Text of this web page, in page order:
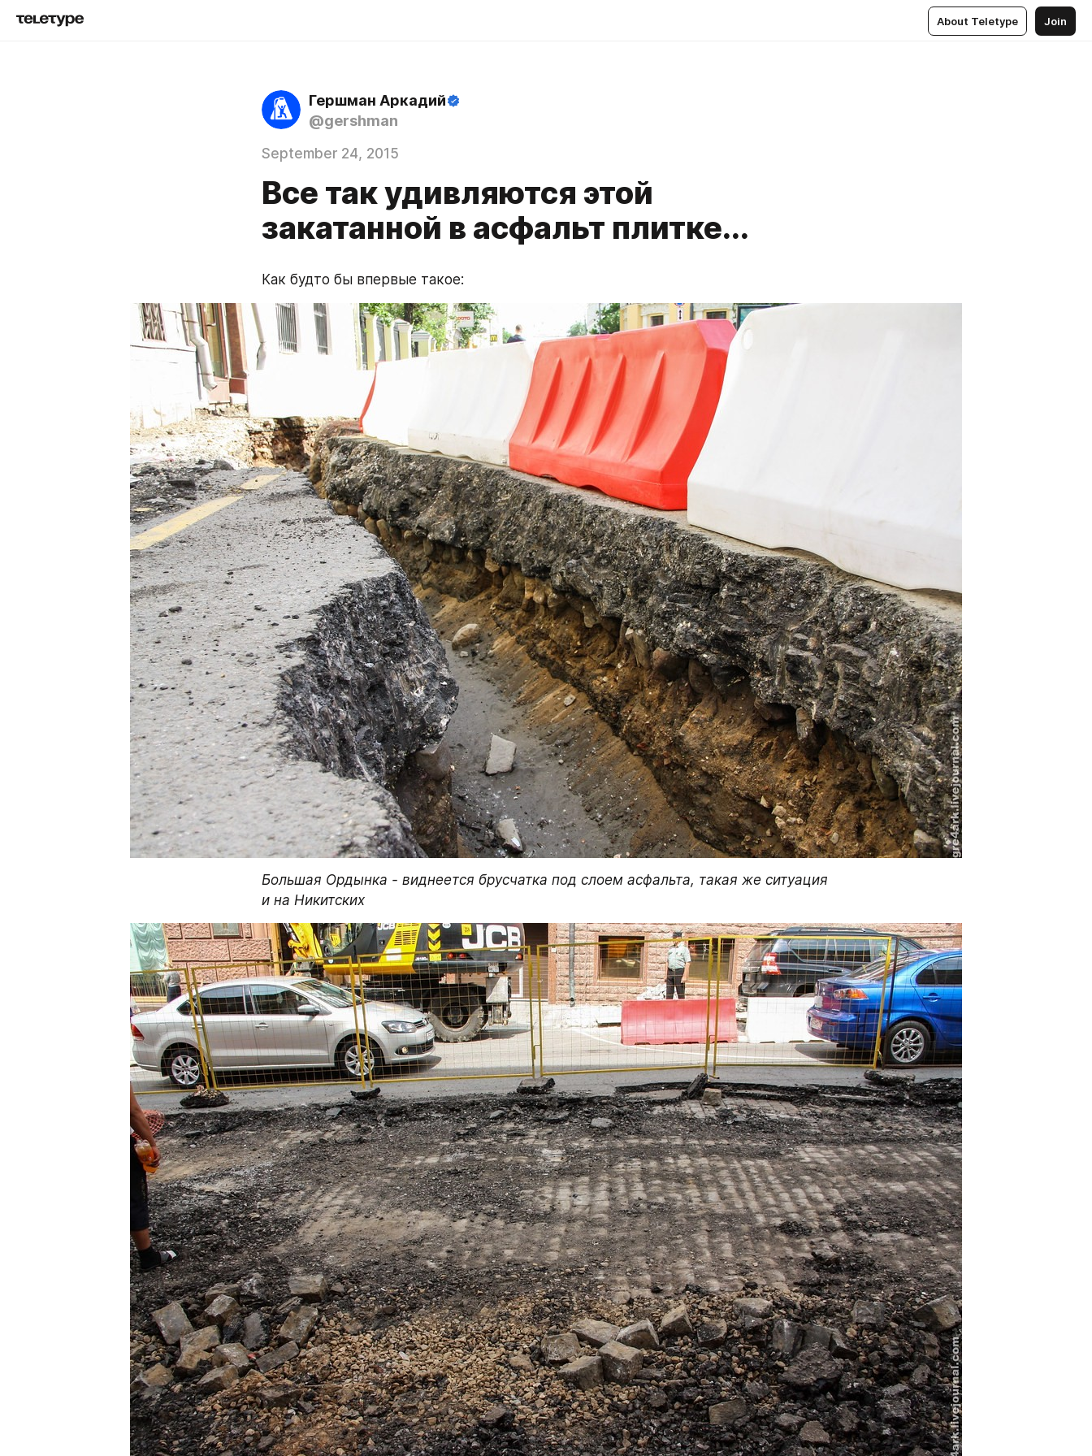
About Teletype Join
Гершман Аркадий
@gershman
September 24, 2015
Все так удивляются этой
закатанной в асфальт плитке...
Как будто бы впервые такое:
Большая Ордынка - виднеется брусчатка под слоем асфальта, такая же ситуация
и на Никитских